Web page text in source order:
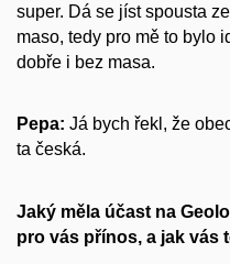
super. Dá se jíst spousta
maso, tedy pro mě to bylo
dobře i bez masa.
Pepa: Já bych řekl, že
ta česká.
Jaký měla účast na
pro vás přínos, a jak vás